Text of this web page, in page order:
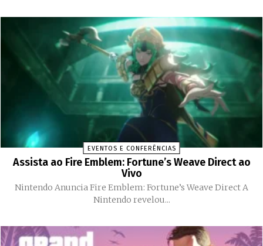
EVENTOS E CONFERÊNCIAS
Assista ao Fire Emblem: Fortune’s Weave Direct ao
Vivo
Nintendo Anuncia Fire Emblem: Fortune’s Weave Direct A
Nintendo revelou...